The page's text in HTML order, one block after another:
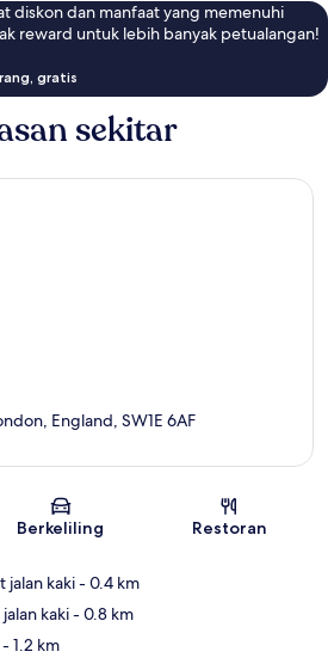
diskon dan manfaat yang memenuhi
reward untuk lebih banyak petualangan!
gratis
sekitar
Peta
England, SW1E 6AF
Berkeliling Restoran
jalan kaki- 0.4 km
kaki- 0.8 km
- 1.2 km